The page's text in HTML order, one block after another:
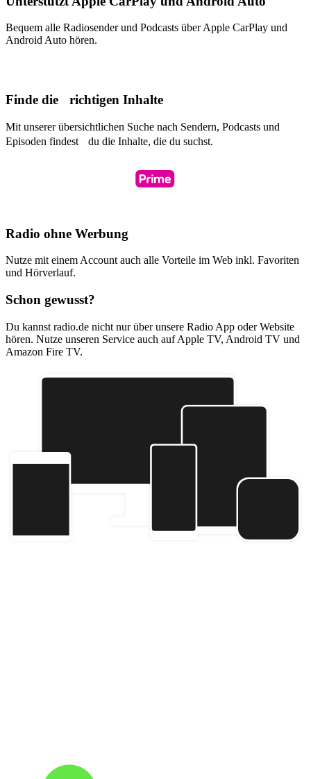
Bequem alle Radiosender und Podcasts über Apple CarPlay und
Android Auto hören.
Finde die richtigen Inhalte
Mit unserer übersichtlichen Suche nach Sendern, Podcasts und
Episoden findest du die Inhalte, die du suchst.
Radio ohne Werbung
Nutze mit einem Account auch alle Vorteile im Web inkl. Favoriten
und Hörverlauf.
Schon gewusst?
Du kannst radio.de nicht nur über unsere Radio App oder Website
hören. Nutze unseren Service auch auf Apple TV, Android TV und
Amazon Fire TV.